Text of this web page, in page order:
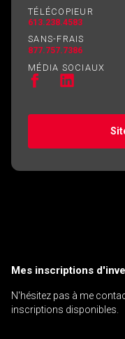
TÉLÉCOPIEUR
613.238.4583
SANS-FRAIS
877.757.7386
MÉDIA SOCIAUX
Mes inscriptions
N'hésitez pas à me
inscriptions disponibles.